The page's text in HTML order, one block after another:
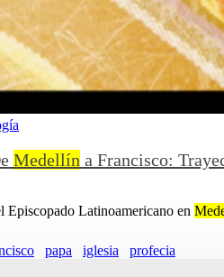
Medellín a Francisco:
Episcopado Latinoamericano en
papa iglesia profecia